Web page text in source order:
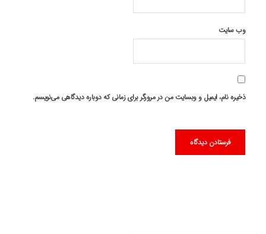
وب‌ سایت
ذخیره نام، ایمیل و وبسایت من در مرورگر برای زمانی که دوباره دیدگاهی می‌نویسم.